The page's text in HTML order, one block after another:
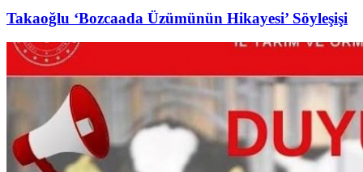
Takaoğlu ‘Bozcaada Üzümünün Hikayesi’ Söyleşişi